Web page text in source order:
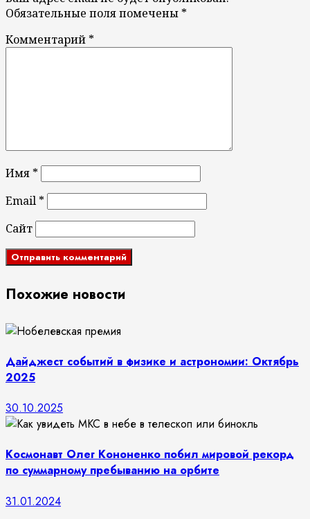
Обязательные поля помечены *
Комментарий *
Имя *
Email *
Сайт
Похожие новости
Дайджест событий в физике и астрономии: Октябрь
2025
30.10.2025
Космонавт Олег Кононенко побил мировой рекорд
по суммарному пребыванию на орбите
31.01.2024